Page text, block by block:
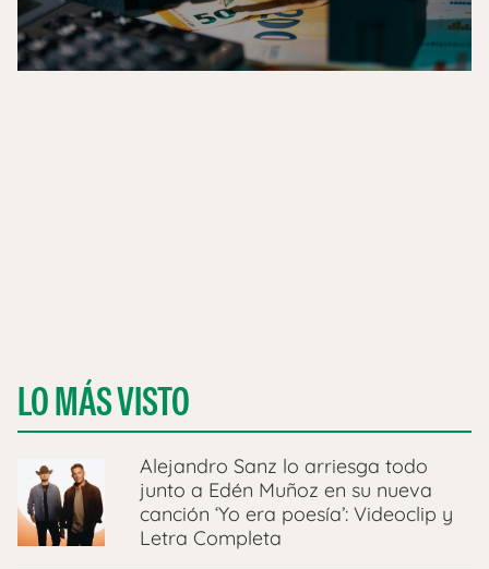
LO MÁS VISTO
Alejandro Sanz lo arriesga todo
junto a Edén Muñoz en su nueva
canción ‘Yo era poesía’: Videoclip y
Letra Completa